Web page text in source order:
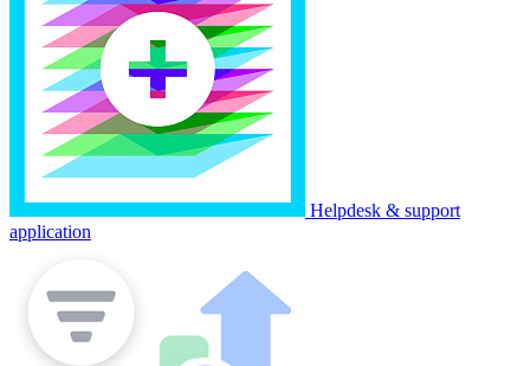
Helpdesk & support
application